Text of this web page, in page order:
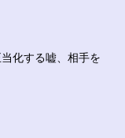
化する嘘、相手を